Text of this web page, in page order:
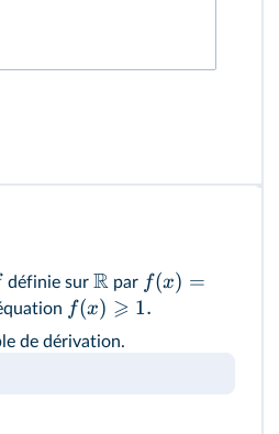
définie surR par f(x) =
f(x) ⩾ 1.
de dérivation.